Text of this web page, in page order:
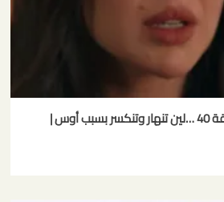
مسلسل حب ع ورق الحلقة 40 …لين تنهار وتنكسر بسبب أوس |